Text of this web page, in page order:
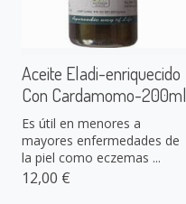
Aceite Eladi-enriquecido
Con Cardamomo-200ml
Es útil en menores a
mayores enfermedades de
la piel como eczemas ...
12,00 €